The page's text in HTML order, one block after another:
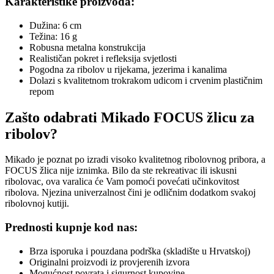
Dužina: 6 cm
Težina: 16 g
Robusna metalna konstrukcija
Realističan pokret i refleksija svjetlosti
Pogodna za ribolov u rijekama, jezerima i kanalima
Dolazi s kvalitetnom trokrakom udicom i crvenim plastičnim
repom
Zašto odabrati Mikado FOCUS žlicu za
ribolov?
Mikado je poznat po izradi visoko kvalitetnog ribolovnog pribora, a
FOCUS žlica nije iznimka. Bilo da ste rekreativac ili iskusni
ribolovac, ova varalica će Vam pomoći povećati učinkovitost
ribolova. Njezina univerzalnost čini je odličnim dodatkom svakoj
ribolovnoj kutiji.
Prednosti kupnje kod nas:
Brza isporuka i pouzdana podrška (skladište u Hrvatskoj)
Originalni proizvodi iz provjerenih izvora